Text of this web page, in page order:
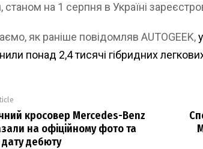
станом на 1 серпня в Україні
як раніше повідомляв AUTOGEEK,
понад 2,4 тисячі гібридних
кросовер Mercedes-Benz
на офіційному фото та
дебюту